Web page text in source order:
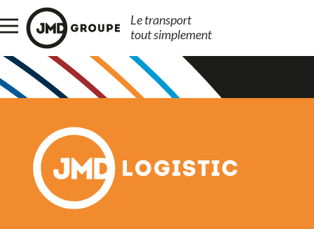
Le transport
tout simplement